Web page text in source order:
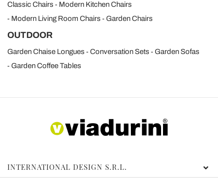
Classic Chairs
Modern Kitchen Chairs
Modern Living Room Chairs
Garden Chairs
OUTDOOR
Garden Chaise Longues Conversation Sets
Garden Sofas
Garden Coffee Tables
INTERNATIONAL DESIGN S.R.L.